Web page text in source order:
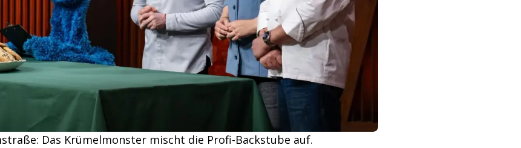
Das Krümelmonster mischt die Profi-Backstube auf.